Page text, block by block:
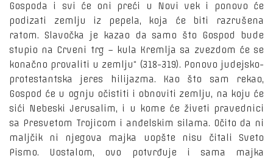
Gospoda i svi će oni preći u Novi vek i ponovo će
podizati zemlju iz pepela, koja će biti razrušena
ratom. Slavočka je kazao da samo što Gospod bude
stupio na Crveni trg – kula Kremlja sa zvezdom će se
konačno provaliti u zemlju“ (318-319). Ponovo judejsko-
protestantska jeres hilijazma. Kao što sam rekao,
Gospod će u ognju očistiti i obnoviti zemlju, na koju će
sići Nebeski Jerusalim, i u kome će živeti pravednici
sa Presvetom Trojicom i anđelskim silama. Očito da ni
maljčik ni njegova majka uopšte nisu čitali Sveto
Pismo. Uostalom, ovo potvrđuje i sama majka